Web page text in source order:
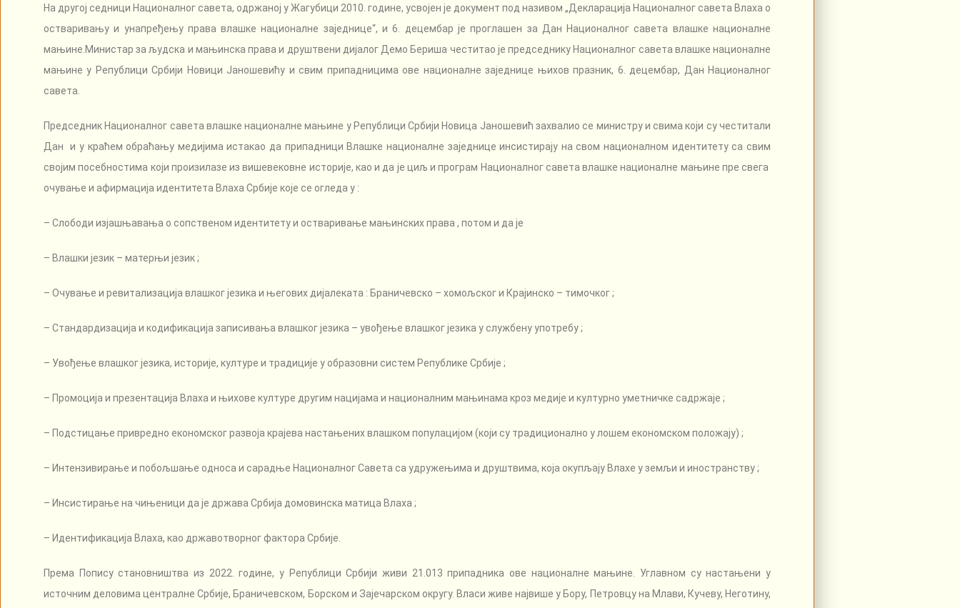
На другој седници Националног савета, одржаној у Жагубици 2010. године, усвојен је документ под називом „Декларација Националног савета Влаха о
остваривању и унапређењу права влашке националне заједнице“, и 6. децембар је проглашен за Дан Националног савета влашке националне
мањине.Министар за људска и мањинска права и друштвени дијалог Демо Бериша честитао је председнику Националног савета влашке националне
мањине у Републици Србији Новици Јаношевићу и свим припадницима ове националне заједнице њихов празник, 6. децембар, Дан Националног
савета.
Председник Националног савета влашке националне мањине у Републици Србији Новица Јаношевић захвалио се министру и свима који су честитали
Дан и у краћем обраћању медијима истакао да припадници Влашке националне заједнице инсистирају на свом националном идентитету са свим
својим посебностима који произилазе из вишевековне историје, као и да је циљ и програм Националног савета влашке националне мањине пре свега
очување и афирмација идентитета Влаха Србије које се огледа у :
– Слободи изјашњавања о сопственом идентитету и остваривање мањинских права , потом и да је
– Влашки језик – матерњи језик ;
– Очување и ревитализација влашког језика и његових дијалеката : Браничевско – хомољског и Крајинско – тимочког ;
– Стандардизација и кодификација записивања влашког језика – увођење влашког језика у службену употребу ;
– Увођење влашког језика, историје, културе и традиције у образовни систем Републике Србије ;
– Промоција и презентација Влаха и њихове културе другим нацијама и националним мањинама кроз медије и културно уметничке садржаје ;
– Подстицање привредно економског развоја крајева настањених влашком популацијом (који су традиционално у лошем економском положају) ;
– Интензивирање и побољшање односа и сарадње Националног Савета са удружењима и друштвима, која окупљају Влахе у земљи и иностранству ;
– Инсистирање на чињеници да је држава Србија домовинска матица Влаха ;
– Идентификација Влаха, као државотворног фактора Србије.
Према Попису становништва из 2022. године, у Републици Србији живи 21.013 припадника ове националне мањине. Углавном су настањени у
источним деловима централне Србије, Браничевском, Борском и Зајечарском округу. Власи живе највише у Бору, Петровцу на Млави, Кучеву, Неготину,